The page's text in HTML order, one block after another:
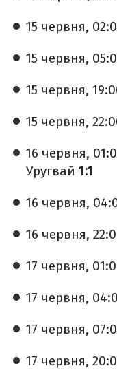
15 червня,
15 червня,
15 червня,
15 червня,
16 червня,
Уругвай 1:1
16 червня,
16 червня,
17 червня,
17 червня,
17 червня,
17 червня,